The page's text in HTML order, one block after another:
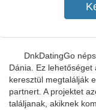
DnkDatingGo
Dánia. Ez
keresztül megtalálják
partnert. A projektet
találjanak, akiknek